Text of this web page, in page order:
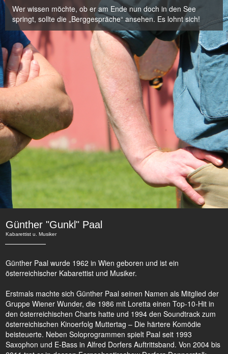
Wer wissen möchte, ob er am Ende nun doch in den See
springt, sollte die „Berggespräche“ ansehen. Es lohnt sich!
Günther "Gunkl" Paal
Kabarettist u. Musiker
Günther Paal wurde 1962 in Wien geboren und ist ein
österreichischer Kabarettist und Musiker.
Erstmals machte sich Günther Paal seinen Namen als Mitglied der
Gruppe Wiener Wunder, die 1986 mit Loretta einen Top-10-Hit in
den österreichischen Charts hatte und 1994 den Soundtrack zum
österreichischen Kinoerfolg Muttertag – Die härtere Komödie
beisteuerte. Neben Soloprogrammen spielt Paal seit 1993
Saxophon und E-Bass in Alfred Dorfers Auftrittsband. Von 2004 bis